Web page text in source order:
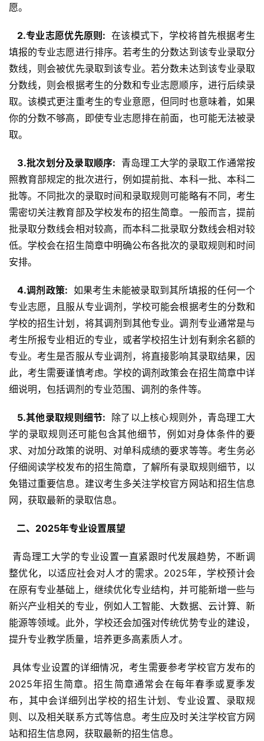
愿。
  2.专业志愿优先原则:
在该模式下，学校将首先根据考生
填报的专业志愿进行排序。若考生的分数达到该专业录取分
数线，则会被优先录取到该专业。若分数未达到该专业录取
分数线，则会根据考生的分数和专业志愿顺序，进行后续录
取。该模式更注重考生的专业意愿，但同时也意味着，如果
你的分数不够高，即使专业志愿排在前面，也可能无法被录
取。
  3.批次划分及录取顺序:
青岛理工大学的录取工作通常按
照教育部规定的批次进行，例如提前批、本科一批、本科二
批等。不同批次的录取时间和录取规则可能略有不同，考生
需密切关注教育部及学校发布的招生简章。一般而言，提前
批录取分数线会相对较高，而本科二批录取分数线会相对较
低。学校会在招生简章中明确公布各批次的录取规则和时间
安排。
  4.调剂政策:
如果考生未能被录取到其所填报的任何一个
专业志愿，且服从专业调剂，学校可能会根据考生的分数和
学校的招生计划，将其调剂到其他专业。调剂专业通常是与
考生所报专业相近的专业，或者学校招生计划有剩余名额的
专业。考生是否服从专业调剂，将直接影响其录取结果，因
此，考生需要谨慎考虑。学校的调剂政策会在招生简章中详
细说明，包括调剂的专业范围、调剂的条件等。
  5.其他录取规则细节:
除了以上核心规则外，青岛理工大
学的录取规则还可能包含其他细节，例如对身体条件的要
求、对加分政策的说明、对单科成绩的要求等等。考生务必
仔细阅读学校发布的招生简章，了解所有录取规则细节，以
免错过重要信息。建议考生多关注学校官方网站和招生信息
网，获取最新的录取信息。
  二、2025年专业设置展望
整优化，以适应社会对人才的需求。2025年，学校预计会
在原有专业基础上，继续优化专业结构，并可能新增一些与
新兴产业相关的专业，例如人工智能、大数据、云计算、新
能源等领域。此外，学校还会加强对传统优势专业的建设，
提升专业教学质量，培养更多高素质人才。
2025年招生简章。招生简章通常会在每年春季或夏季发
布，其中会详细列出学校的招生计划、专业设置、录取规
则、以及相关联系方式等信息。考生应及时关注学校官方网
站和招生信息网，获取最新的招生信息。